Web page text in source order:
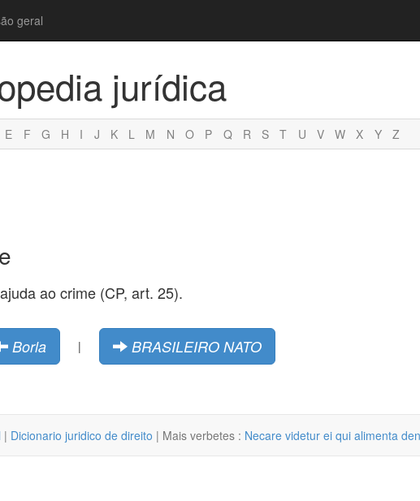
geral
jurídica
E F G H I J K L M N O P Q R S T U V W X Y Z
ao crime (CP, art. 25).
Borla | BRASILEIRO NATO
| Dicionario juridico de direito | Mais verbetes : Necare videtur ei qui alimenta